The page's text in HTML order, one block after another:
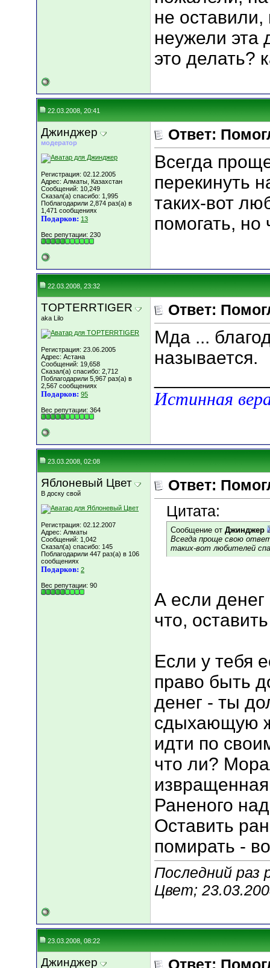
не оставили,
неужели эта
это делать?
22.03.2008, 20:41
Джинджер
модератор
Регистрация: 02.12.2005
Адрес: Алматы, Казахстан
Сообщений: 10,249
Сказал(а) спасибо: 1,995
Поблагодарили 2,874 раз(а) в
1,471 сообщениях
Подарков: 13
Вес репутации: 230
Ответ:
Всегда
перекинуть
таких-вот
помогать,
22.03.2008, 23:32
TOPTERRTIGER
aka Lilo
Регистрация: 23.06.2005
Адрес: Астана
Сообщений: 19,658
Сказал(а) спасибо: 2,712
Поблагодарили 5,967 раз(а) в
2,567 сообщениях
Подарков: 95
Вес репутации: 364
Ответ:
Мда ...
называется.
Истинная
23.03.2008, 02:08
Яблоневый Цвет
В доску свой
Регистрация: 02.12.2007
Адрес: Алматы
Сообщений: 1,042
Сказал(а) спасибо: 145
Поблагодарили 447 раз(а) в 106
сообщениях
Подарков: 2
Вес репутации: 90
Ответ:
Цитата:
Сообщение от Джинджер
Всегда проще свою
таких-вот любителей
А если
что,
Если у тебя
право быть
денег - ты
сдыхающую
идти по
что ли?
Раненого
Оставить
помирать -
Последний раз
Цвет;
23.03.2008, 08:22
Джинджер Ответ: